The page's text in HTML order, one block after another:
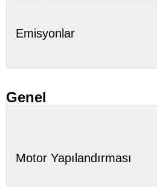
Emisyonlar
Genel
Motor Yapılandırması